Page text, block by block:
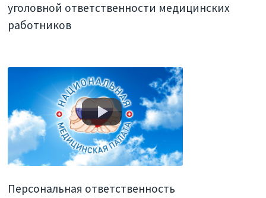
уголовной ответственности медицинских
работников
Персональная ответственность